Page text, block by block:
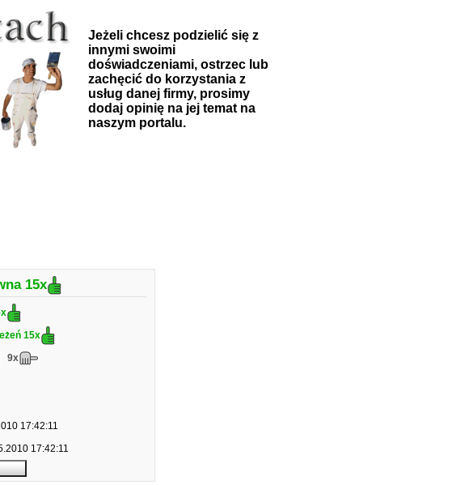
Jeżeli chcesz podzielić się z
innymi swoimi
doświadczeniami, ostrzec lub
zachęcić do korzystania z
usług danej firmy, prosimy
dodaj opinię na jej temat na
naszym portalu.
15x
15x
9x
17:42:11
17:42:11